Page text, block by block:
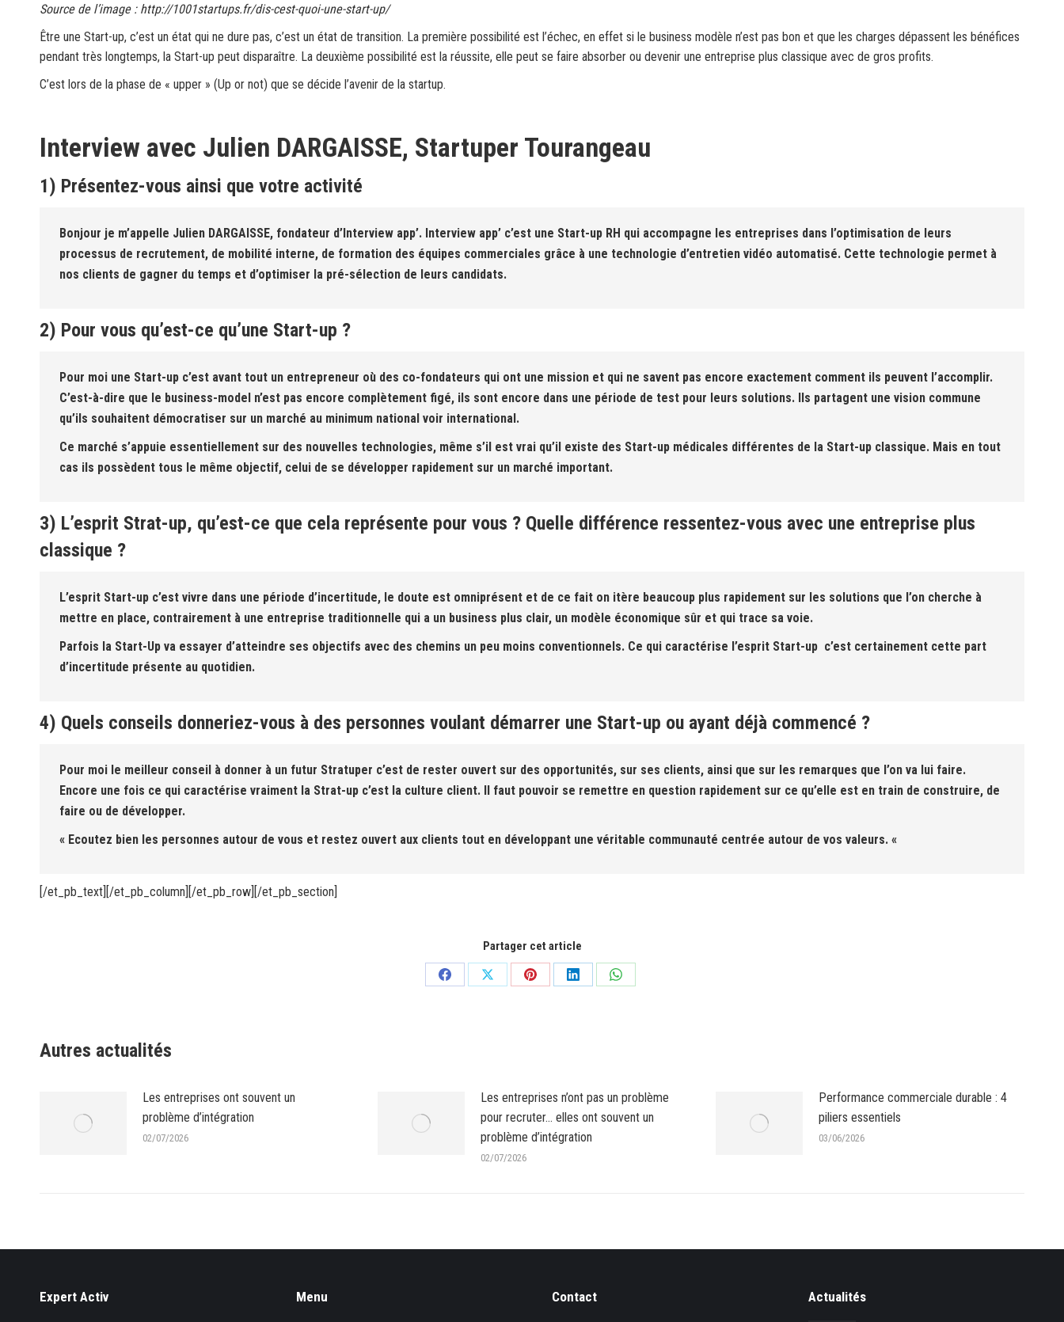
Source de l’image : http://1001startups.fr/dis-cest-quoi-une-start-up/
Être une Start-up, c’est un état qui ne dure pas, c’est un état de transition. La première possibilité est l’échec, en effet si le business modèle n’est pas bon et que les charges dépassent les bénéfices
pendant très longtemps, la Start-up peut disparaître. La deuxième possibilité est la réussite, elle peut se faire absorber ou devenir une entreprise plus classique avec de gros profits.
C’est lors de la phase de « upper » (Up or not) que se décide l’avenir de la startup.
Interview avec Julien DARGAISSE, Startuper Tourangeau
1) Présentez-vous ainsi que votre activité
Bonjour je m’appelle Julien DARGAISSE, fondateur d’Interview app’. Interview app’ c’est une Start-up RH qui accompagne les entreprises dans l’optimisation de leurs
processus de recrutement, de mobilité interne, de formation des équipes commerciales grâce à une technologie d’entretien vidéo automatisé. Cette technologie permet à
nos clients de gagner du temps et d’optimiser la pré-sélection de leurs candidats.
2) Pour vous qu’est-ce qu’une Start-up ?
Pour moi une Start-up c’est avant tout un entrepreneur où des co-fondateurs qui ont une mission et qui ne savent pas encore exactement comment ils peuvent l’accomplir.
C’est-à-dire que le business-model n’est pas encore complètement figé, ils sont encore dans une période de test pour leurs solutions. Ils partagent une vision commune
qu’ils souhaitent démocratiser sur un marché au minimum national voir international.
Ce marché s’appuie essentiellement sur des nouvelles technologies, même s’il est vrai qu’il existe des Start-up médicales différentes de la Start-up classique. Mais en tout
cas ils possèdent tous le même objectif, celui de se développer rapidement sur un marché important.
3) L’esprit Strat-up, qu’est-ce que cela représente pour vous ? Quelle différence ressentez-vous avec une entreprise plus
classique ?
L’esprit Start-up c’est vivre dans une période d’incertitude, le doute est omniprésent et de ce fait on itère beaucoup plus rapidement sur les solutions que l’on cherche à
mettre en place, contrairement à une entreprise traditionnelle qui a un business plus clair, un modèle économique sûr et qui trace sa voie.
Parfois la Start-Up va essayer d’atteindre ses objectifs avec des chemins un peu moins conventionnels. Ce qui caractérise l’esprit Start-up c’est certainement cette part
d’incertitude présente au quotidien.
4) Quels conseils donneriez-vous à des personnes voulant démarrer une Start-up ou ayant déjà commencé ?
Pour moi le meilleur conseil à donner à un futur Stratuper c’est de rester ouvert sur des opportunités, sur ses clients, ainsi que sur les remarques que l’on va lui faire.
Encore une fois ce qui caractérise vraiment la Strat-up c’est la culture client. Il faut pouvoir se remettre en question rapidement sur ce qu’elle est en train de construire, de
faire ou de développer.
« Ecoutez bien les personnes autour de vous et restez ouvert aux clients tout en développant une véritable communauté centrée autour de vos valeurs. «
[/et_pb_text][/et_pb_column][/et_pb_row][/et_pb_section]
Partager cet article
PartagerPartagerPartagerPartagerPartager
Autres actualités
Les entreprises ont souvent un
problème d’intégration
02/07/2026
Les entreprises n’ont pas un problème
pour recruter… elles ont souvent un
problème d’intégration
02/07/2026
Performance commerciale durable : 4
piliers essentiels
03/06/2026
Expert Activ Menu Contact Actualités